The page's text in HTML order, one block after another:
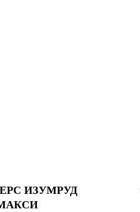
ИЗУМРУД